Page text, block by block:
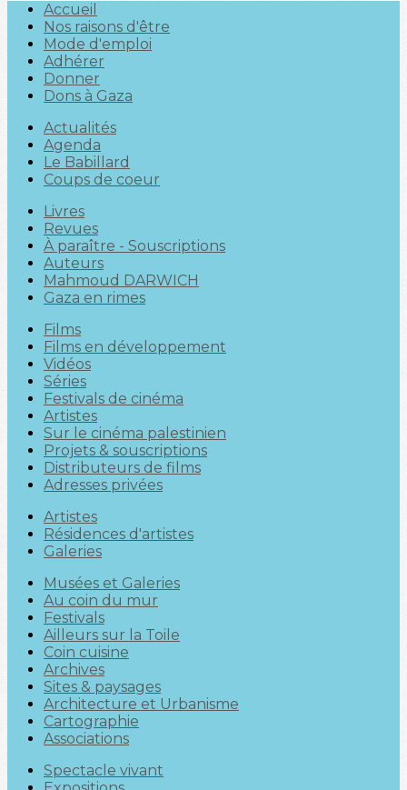
Accueil
Nos raisons d'être
Mode d'emploi
Adhérer
Donner
Dons à Gaza
Actualités
Agenda
Le Babillard
Coups de coeur
Livres
Revues
À paraître - Souscriptions
Auteurs
Mahmoud DARWICH
Gaza en rimes
Films
Films en développement
Vidéos
Séries
Festivals de cinéma
Artistes
Sur le cinéma palestinien
Projets & souscriptions
Distributeurs de films
Adresses privées
Artistes
Résidences d'artistes
Galeries
Musées et Galeries
Au coin du mur
Festivals
Ailleurs sur la Toile
Coin cuisine
Archives
Sites & paysages
Architecture et Urbanisme
Cartographie
Associations
Spectacle vivant